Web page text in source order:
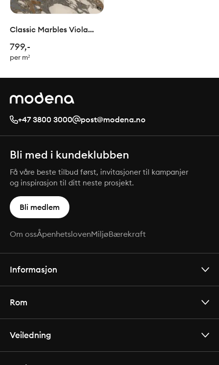
Classic Marbles Viola
799,-
per m²
+47 3800 3000 post@modena.no
Bli med i kundeklubben
Få våre beste tilbud først, invitasjoner til kampanjer
og inspirasjon til ditt neste prosjekt.
Bli medlem
Om ossÅpenhetslovenMiljøBærekraft
Informasjon
Rom
Veiledning